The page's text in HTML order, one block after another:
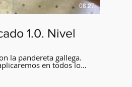
08:27
1.0. Nivel
la pandereta gallega.
en todos los